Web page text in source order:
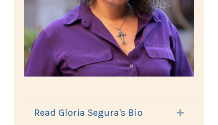
Read Gloria Segura's Bio Expand